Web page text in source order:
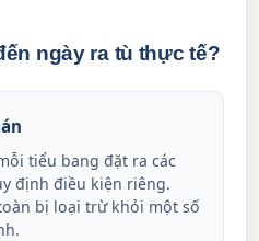
ngày ra tù thực tế?
tiểu bang đặt ra các
định điều kiện riêng.
bị loại trừ khỏi một số